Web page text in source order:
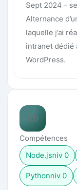
Sept 2024 -
Alternance
laquelle j’ai
intranet dédié
WordPress.
Compétences
Node.jsniv 0
Pythonniv 0